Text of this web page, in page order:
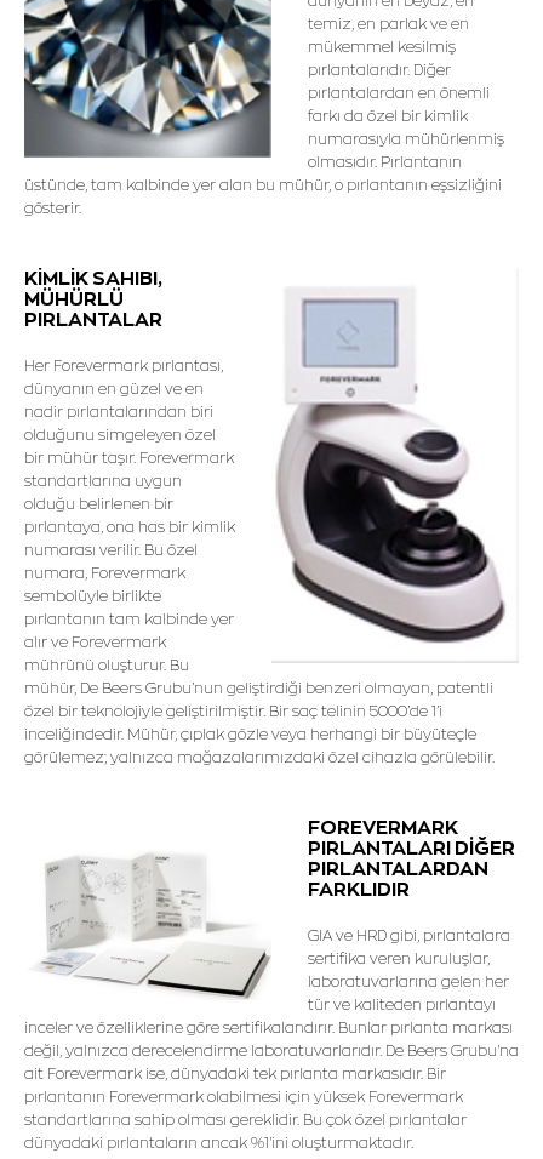
temiz, en parlak ve en
mükemmel kesilmiş
pırlantalarıdır. Diğer
pırlantalardan en önemli
farkı da özel bir kimlik
numarasıyla mühürlenmiş
olmasıdır. Pırlantanın
üstünde, tam kalbinde yer alan bu mühür, o pırlantanın eşsizliğini
gösterir.
KİMLİK SAHIBI,
MÜHÜRLÜ
PIRLANTALAR
Her Forevermark pırlantası,
dünyanın en güzel ve en
nadir pırlantalarından biri
olduğunu simgeleyen özel
bir mühür taşır. Forevermark
standartlarına uygun
olduğu belirlenen bir
pırlantaya, ona has bir kimlik
numarası verilir. Bu özel
numara, Forevermark
sembolüyle birlikte
pırlantanın tam kalbinde yer
alır ve Forevermark
mührünü oluşturur. Bu
mühür, De Beers Grubu’nun geliştirdiği benzeri olmayan, patentli
özel bir teknolojiyle geliştirilmiştir. Bir saç telinin 5000’de 1’i
inceliğindedir. Mühür, çıplak gözle veya herhangi bir büyüteçle
görülemez; yalnızca mağazalarımızdaki özel cihazla görülebilir.
FOREVERMARK
PIRLANTALARI DİĞER
PIRLANTALARDAN
FARKLIDIR
GIA ve HRD gibi, pırlantalara
sertifika veren kuruluşlar,
laboratuvarlarına gelen her
tür ve kaliteden pırlantayı
inceler ve özelliklerine göre sertifikalandırır. Bunlar pırlanta markası
değil, yalnızca derecelendirme laboratuvarlarıdır. De Beers Grubu'na
ait Forevermark ise, dünyadaki tek pırlanta markasıdır. Bir
pırlantanın Forevermark olabilmesi için yüksek Forevermark
standartlarına sahip olması gereklidir. Bu çok özel pırlantalar
dünyadaki pırlantaların ancak %1'ini oluşturmaktadır.